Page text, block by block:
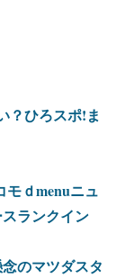
？ひろスポ!ま
モｄmenuニュ
ランクイン
のマツダスタ